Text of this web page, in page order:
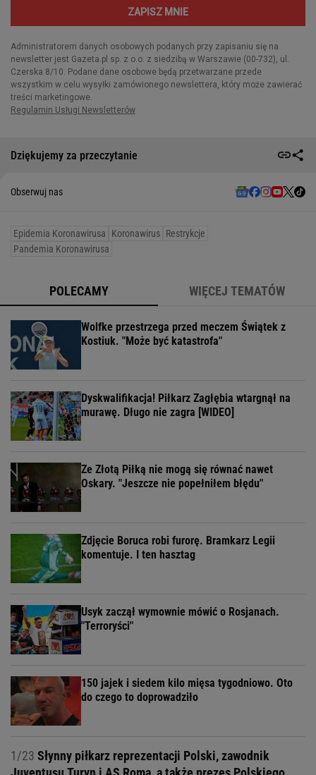
Dziękujemy za przeczytanie
Obserwuj nas
Epidemia Koronawirusa Koronawirus Restrykcje
Pandemia Koronawirusa
POLECAMY WIĘCEJ TEMATÓW
Wolfke przestrzega przed meczem Świątek z
Kostiuk. "Może być katastrofa"
Dyskwalifikacja! Piłkarz Zagłębia wtargnął na
murawę. Długo nie zagra [WIDEO]
Ze Złotą Piłką nie mogą się równać nawet
Oskary. "Jeszcze nie popełniłem błędu"
Zdjęcie Boruca robi furorę. Bramkarz Legii
komentuje. I ten hasztag
Usyk zaczął wymownie mówić o Rosjanach.
"Terroryści"
150 jajek i siedem kilo mięsa tygodniowo. Oto
do czego to doprowadziło
1/23 Słynny piłkarz reprezentacji Polski, zawodnik